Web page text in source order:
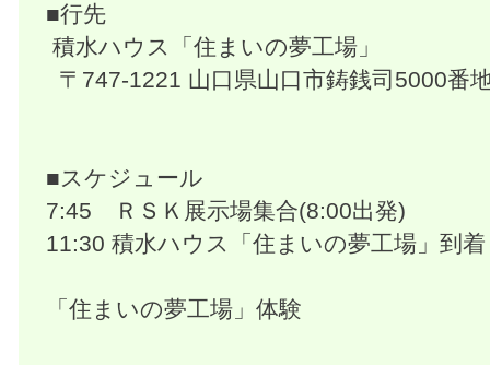
■行先
積水ハウス「住まいの夢工場」
〒747-1221 山口県山口市鋳銭司5000番
■スケジュール
7:45 ＲＳＫ展示場集合(8:00出発)
11:30 積水ハウス「住まいの夢工場」到着
「住まいの夢工場」体験